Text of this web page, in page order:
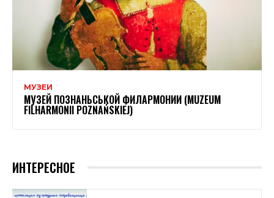
МУЗЕИ
МУЗЕЙ ПОЗНАНЬСЬКОЙ ФИЛАРМОНИИ (MUZEUM
FILHARMONII POZNAŃSKIEJ)
ИНТЕРЕСНОЕ